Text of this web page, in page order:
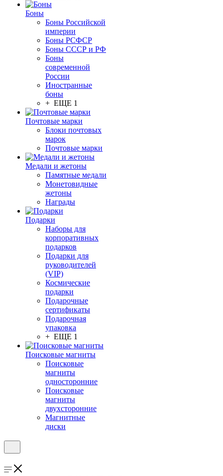
Боны
Боны Российской
империи
Боны РСФСР
Боны СССР и РФ
Боны
современной
России
Иностранные
боны
+ ЕЩЕ 1
Почтовые марки
Блоки почтовых
марок
Почтовые марки
Медали и жетоны
Памятные медали
Монетовидные
жетоны
Награды
Подарки
Наборы для
корпоративных
подарков
Подарки для
руководителей
(VIP)
Космические
подарки
Подарочные
сертификаты
Подарочная
упаковка
+ ЕЩЕ 1
Поисковые магниты
Поисковые
магниты
односторонние
Поисковые
магниты
двухсторонние
Магнитные
диски